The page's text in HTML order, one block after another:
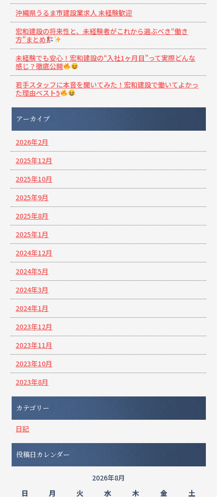
沖縄県うるま市建設業求人 未経験歓迎
宏和建設の将来性と、未経験者がこれから選ぶべき“働き
方”まとめ
未経験でも安心！宏和建設の“入社1ヶ月目”って実際どんな
感じ？徹底公開
若手スタッフに本音を聞いてみた！宏和建設で働いてよかっ
た理由ベスト5
アーカイブ
2026年2月
2025年12月
2025年10月
2025年9月
2025年8月
2025年1月
2024年12月
2024年5月
2024年3月
2024年1月
2023年12月
2023年11月
2023年10月
2023年8月
カテゴリー
日記
投稿日カレンダー
2026年8月
日
月 火 水 木 金 土